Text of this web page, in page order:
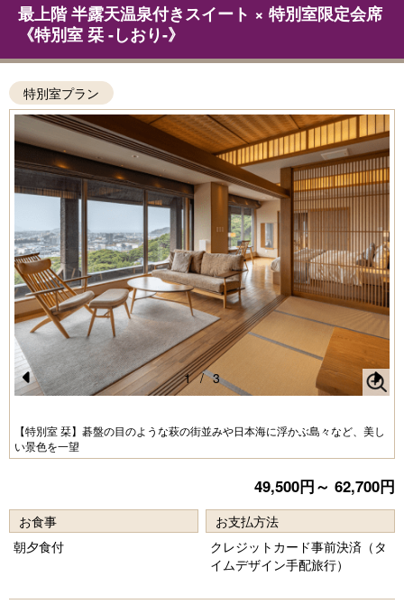
最上階 半露天温泉付きスイート × 特別室限定会席
《特別室 栞 -しおり-》
特別室プラン
Pr
e
vi
u
s
【特別室 栞】碁盤の目のような萩の街並みや日本海に浮かぶ島々など、美し
い景色を一望
N
e
xt
1 / 3
49,500円～ 62,700円
お食事
朝夕食付
お支払方法
クレジットカード事前決済（タ
イムデザイン手配旅行）